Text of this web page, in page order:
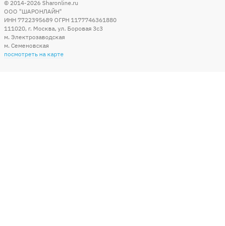
© 2014-2026 Sharonline.ru
ООО "ШАРОНЛАЙН"
ИНН 7722395689 ОГРН 1177746361880
111020, г. Москва, ул. Боровая 3c3
м. Электрозаводская
м. Семеновская
посмотреть на карте